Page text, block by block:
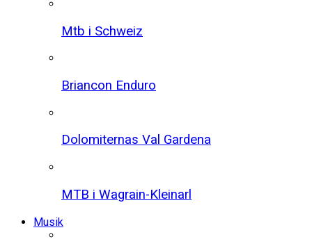
Mtb i Schweiz
Briancon Enduro
Dolomiternas Val Gardena
MTB i Wagrain-Kleinarl
Musik